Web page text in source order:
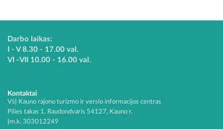
Darbo laikas:
I - V 8.30 - 17.00 val.
VI -VII 10.00 - 16.00 val.
Kontaktai
VšĮ Kauno rajono turizmo ir verslo informacijos centras
Pilies takas 1, Raudondvaris 54127, Kauno r.
Įm.k. 303012249